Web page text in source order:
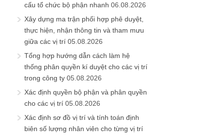
cấu tổ chức bộ phận nhanh 06.08.2026
Xây dựng ma trận phối hợp phê duyệt,
thực hiện, nhận thông tin và tham mưu
giữa các vị trí 05.08.2026
Tổng hợp hướng dẫn cách làm hệ
thống phân quyền kí duyệt cho các vị trí
trong công ty 05.08.2026
Xác định quyền bộ phận và phân quyền
cho các vị trí 05.08.2026
Xác định sơ đồ vị trí và tính toán định
biên số lượng nhân viên cho từng vị trí